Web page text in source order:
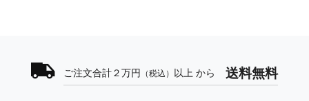
ご注文合計２万円 （税込） 以上 から 送料無料